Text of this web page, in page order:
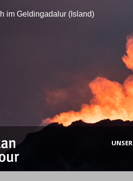
im Geldingadalur (Island)